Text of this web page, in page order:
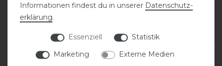
98,00 € *
ARTIKEL MERKEN ARTIKEL MERKEN
Informationen findest du in unserer Daten­schutz­
erklärung.
Essenziell
Statistik
Marketing
Externe Medien